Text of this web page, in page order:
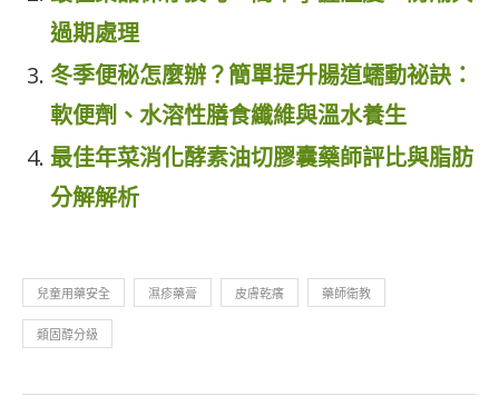
過期處理
冬季便秘怎麼辦？簡單提升腸道蠕動祕訣：
軟便劑、水溶性膳食纖維與溫水養生
最佳年菜消化酵素油切膠囊藥師評比與脂肪
分解解析
兒童用藥安全 濕疹藥膏 皮膚乾癢 藥師衛教
類固醇分級